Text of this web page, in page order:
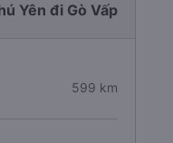
Yên đi Gò Vấp
599 km